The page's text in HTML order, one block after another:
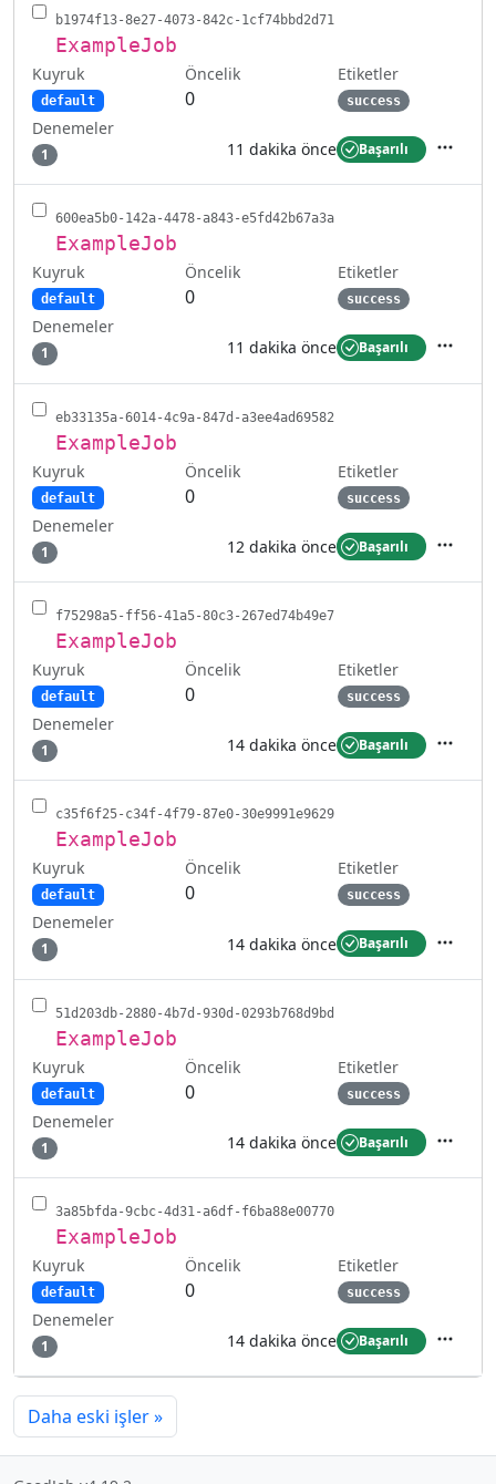
b1974f13-8e27-4073-842c-1cf74bbd2d71
ExampleJob
Kuyruk
default
Öncelik
0
Etiketler
success
Denemeler
1 11 dakika önce Başarılı
600ea5b0-142a-4478-a843-e5fd42b67a3a
ExampleJob
Kuyruk
default
Öncelik
0
Etiketler
success
Denemeler
1 11 dakika önce Başarılı
eb33135a-6014-4c9a-847d-a3ee4ad69582
ExampleJob
Kuyruk
default
Öncelik
0
Etiketler
success
Denemeler
1 12 dakika önce Başarılı
f75298a5-ff56-41a5-80c3-267ed74b49e7
ExampleJob
Kuyruk
default
Öncelik
0
Etiketler
success
Denemeler
1 14 dakika önce Başarılı
c35f6f25-c34f-4f79-87e0-30e9991e9629
ExampleJob
Kuyruk
default
Öncelik
0
Etiketler
success
Denemeler
1 14 dakika önce Başarılı İşlemler
51d203db-2880-4b7d-930d-0293b768d9bd
ExampleJob
Kuyruk
default
Öncelik
0
Etiketler
success
Denemeler
1 14 dakika önce Başarılı
3a85bfda-9cbc-4d31-a6df-f6ba88e00770
ExampleJob
Kuyruk
default
Öncelik
0
Etiketler
success
Denemeler
1 14 dakika önce Başarılı
Daha eski işler»